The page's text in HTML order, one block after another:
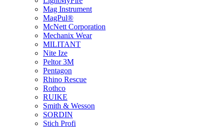
Mag Instrument
MagPul®
McNett Corporation
Mechanix Wear
MILITANT
Nite Ize
Peltor 3M
Pentagon
Rhino Rescue
Rothco
RUIKE
Smith & Wesson
SORDIN
Stich Profi